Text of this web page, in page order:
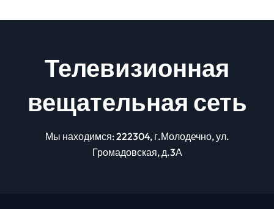
Телевизионная
вещательная сеть
Мы находимся: 222304, г.Молодечно, ул.
Громадовская, д.3А